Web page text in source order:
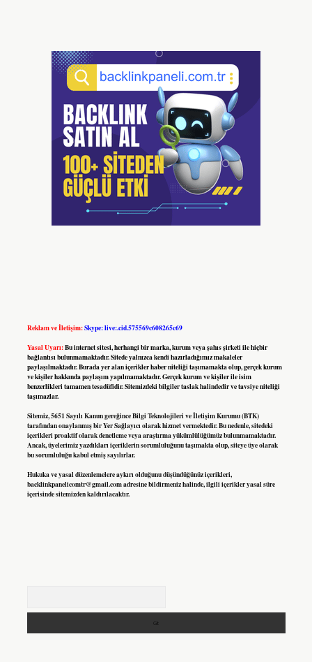
Reklam ve İletişim:Skype: live:.cid.575569c608265c69
Yasal Uyarı:Bu internet sitesi, herhangi bir marka, kurum veya şahıs şirketi ile hiçbir
bağlantısı bulunmamaktadır. Sitede yalnızca kendi hazırladığımız makaleler
paylaşılmaktadır. Burada yer alan içerikler haber niteliği taşımamakta olup, gerçek kurum
ve kişiler hakkında paylaşım yapılmamaktadır. Gerçek kurum ve kişiler ile isim
benzerlikleri tamamen tesadüfidir. Sitemizdeki bilgiler taslak halindedir ve tavsiye niteliği
taşımazlar.
Sitemiz, 5651 Sayılı Kanun gereğince Bilgi Teknolojileri ve İletişim Kurumu (BTK)
tarafından onaylanmış bir Yer Sağlayıcı olarak hizmet vermektedir. Bu nedenle, sitedeki
içerikleri proaktif olarak denetleme veya araştırma yükümlülüğümüz bulunmamaktadır.
Ancak, üyelerimiz yazdıkları içeriklerin sorumluluğunu taşımakta olup, siteye üye olarak
bu sorumluluğu kabul etmiş sayılırlar.
Hukuka ve yasal düzenlemelere aykırı olduğunu düşündüğünüz içerikleri,
backlinkpanelicomtr@gmail.comadresine bildirmeniz halinde, ilgili içerikler yasal süre
içerisinde sitemizden kaldırılacaktır.